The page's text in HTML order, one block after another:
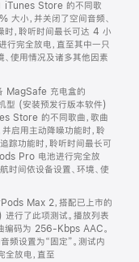
iTunes Store 的不同歌
小，并关闭了空间音频、
时，聆听时间最长可达 4 小
行完全放电，直至其中一只
使用情况及诸多其他因素
MagSafe 充电盒的
(安装预发行版本软件)
Store 的不同歌曲，歌曲
启用主动降噪功能时，聆
踪功能时，聆听时间最长可
Pro 电池进行完全放
时间依设备设置、环境、使
Max 2，搭配已上市的
行了此项测试。播放列表
编码为 256-Kbps AAC。
频设置为“固定”。测试内
放电，直至